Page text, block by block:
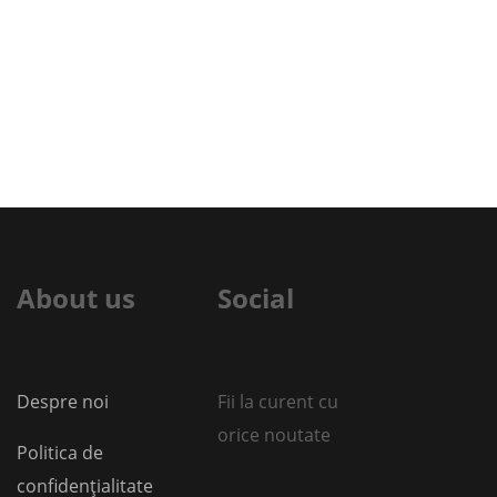
About us
Despre noi
Politica de
confidențialitate
Social
Fii la curent cu
orice noutate